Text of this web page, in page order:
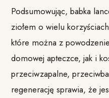
Podsumowując, babka
ziołem o wielu
które można z
domowej apteczce, jak i
przeciwzapalne,
regenerację sprawia, że